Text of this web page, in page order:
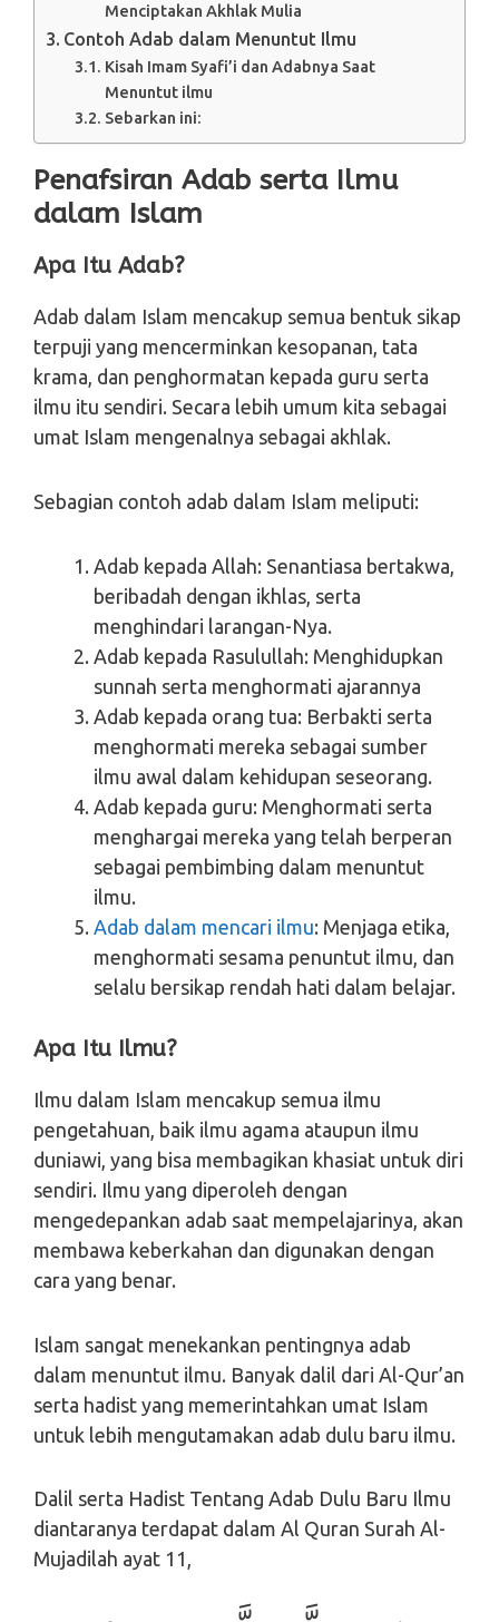
Menciptakan Akhlak Mulia
Contoh Adab dalam Menuntut Ilmu
Kisah Imam Syafi’i dan Adabnya Saat
Menuntut ilmu
Sebarkan ini:
Penafsiran Adab serta Ilmu
dalam Islam
Apa Itu Adab?
Adab dalam Islam mencakup semua bentuk sikap
terpuji yang mencerminkan kesopanan, tata
krama, dan penghormatan kepada guru serta
ilmu itu sendiri. Secara lebih umum kita sebagai
umat Islam mengenalnya sebagai akhlak.
Sebagian contoh adab dalam Islam meliputi:
Adab kepada Allah: Senantiasa bertakwa,
beribadah dengan ikhlas, serta
menghindari larangan-Nya.
Adab kepada Rasulullah: Menghidupkan
sunnah serta menghormati ajarannya
Adab kepada orang tua: Berbakti serta
menghormati mereka sebagai sumber
ilmu awal dalam kehidupan seseorang.
Adab kepada guru: Menghormati serta
menghargai mereka yang telah berperan
sebagai pembimbing dalam menuntut
ilmu.
Adab dalam mencari ilmu: Menjaga etika,
menghormati sesama penuntut ilmu, dan
selalu bersikap rendah hati dalam belajar.
Apa Itu Ilmu?
Ilmu dalam Islam mencakup semua ilmu
pengetahuan, baik ilmu agama ataupun ilmu
duniawi, yang bisa membagikan khasiat untuk diri
sendiri. Ilmu yang diperoleh dengan
mengedepankan adab saat mempelajarinya, akan
membawa keberkahan dan digunakan dengan
cara yang benar.
Islam sangat menekankan pentingnya adab
dalam menuntut ilmu. Banyak dalil dari Al-Qur’an
serta hadist yang memerintahkan umat Islam
untuk lebih mengutamakan adab dulu baru ilmu.
Dalil serta Hadist Tentang Adab Dulu Baru Ilmu
diantaranya terdapat dalam Al Quran Surah Al-
Mujadilah ayat 11,